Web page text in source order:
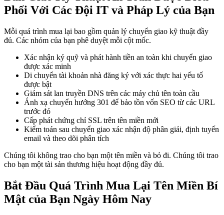
Phối Với Các Đội IT và Pháp Lý của Bạn
Mỗi quá trình mua lại bao gồm quản lý chuyển giao kỹ thuật đầy
đủ. Các nhóm của bạn phê duyệt mỗi cột mốc.
Xác nhận ký quỹ và phát hành tiền an toàn khi chuyển giao
được xác minh
Di chuyển tài khoản nhà đăng ký với xác thực hai yếu tố
được bật
Giám sát lan truyền DNS trên các máy chủ tên toàn cầu
Ánh xạ chuyển hướng 301 để bảo tồn vốn SEO từ các URL
trước đó
Cấp phát chứng chỉ SSL trên tên miền mới
Kiểm toán sau chuyển giao xác nhận độ phân giải, định tuyến
email và theo dõi phân tích
Chúng tôi không trao cho bạn một tên miền và bỏ đi. Chúng tôi trao
cho bạn một tài sản thương hiệu hoạt động đầy đủ.
Bắt Đầu Quá Trình Mua Lại Tên Miền Bí
Mật của Bạn Ngày Hôm Nay